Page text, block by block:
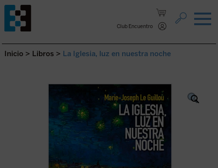
Club Encuentro
Saltar al contenido.
Inicio > Libros > La Iglesia, luz en nuestra noche